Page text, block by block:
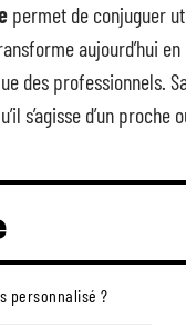
permet de conjuguer
aujourd’hui en
des professionnels.
s’agisse d’un proche
personnalisé ?